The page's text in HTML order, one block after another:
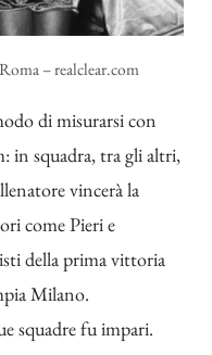
– realclear.com
di misurarsi con
in squadra, tra gli altri,
vincerà la
come Pieri e
della prima vittoria
Milano.
squadre fu impari.